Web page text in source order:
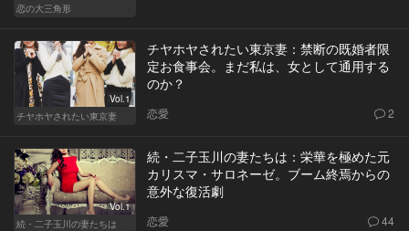
恋の大三角形
Vol.1
チヤホヤされたい東京妻
チヤホヤされたい東京妻：禁断の既婚者限
定お食事会。まだ私は、女として通用する
のか？
恋愛 2
Vol.1
続・二子玉川の妻たちは
続・二子玉川の妻たちは：栄華を極めた元
カリスマ・サロネーゼ。ブーム終焉からの
意外な復活劇
恋愛 44